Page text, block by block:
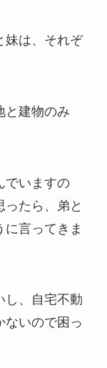
妹は、それぞ
と建物のみ
でいますの
たら、弟と
言ってきま
し、自宅不動
ないので困っ